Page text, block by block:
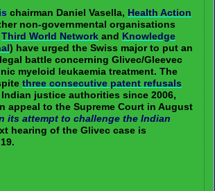
chairman Daniel Vasella, Health Action
non-governmental organisations
Third World Network and Knowledge
) have urged the Swiss major to put an
battle concerning Glivec/Gleevec
myeloid leukaemia treatment. The
three consecutive patent refusals
justice authorities since 2006,
appeal to the Supreme Court in August
its attempt to challenge the Indian
hearing of the Glivec case is